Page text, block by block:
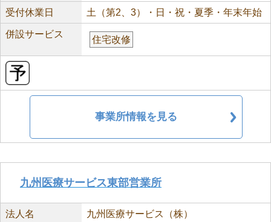
受付休業日 土（第2、3）・日・祝・夏季・年末年始
併設サービス
住宅改修
事業所情報を見る
九州医療サービス東部営業所
法人名 九州医療サービス（株）